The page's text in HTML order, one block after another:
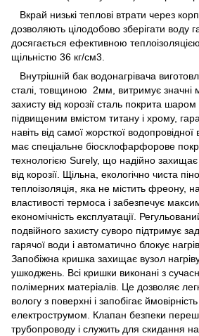
Вкрай низькі теплові втрати через
дозволяють цілодобово зберігати воду
досягається ефективною
щільністю 36 кг/см3.
Внутрішній бак водонагрівача
сталі, товщиною 2мм, витримує значні
захисту від корозії сталь покрита
підвищеним вмістом титану і хрому,
навіть від самої жорсткої
має спеціальне біосклофарфорове
технологією Surely, що надійно
від корозії. Щільна, екологічно чиста
теплоізоляція, яка не містить фреону,
властивості термоса і забезпечує
економічність експлуатації.
подвійного захисту суворо підтримує
гарячої води і автоматично блокує
Запобіжна кришка захищає вузол
ушкоджень. Всі кришки виконані з
полімерних матеріалів. Це дозволяє
вологу з поверхні і запобігає
електрострумом. Клапан безпеки
трубопроводу і служить для скидання